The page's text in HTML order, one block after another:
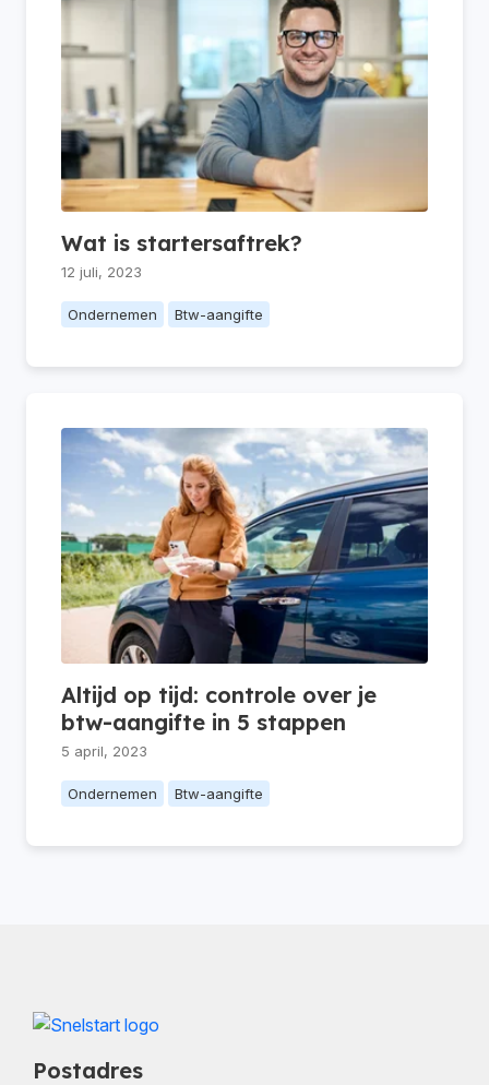
Wat is startersaftrek?
12 juli, 2023
Ondernemen Btw-aangifte
Altijd op tijd: controle over je
btw-aangifte in 5 stappen
5 april, 2023
Ondernemen Btw-aangifte
Postadres